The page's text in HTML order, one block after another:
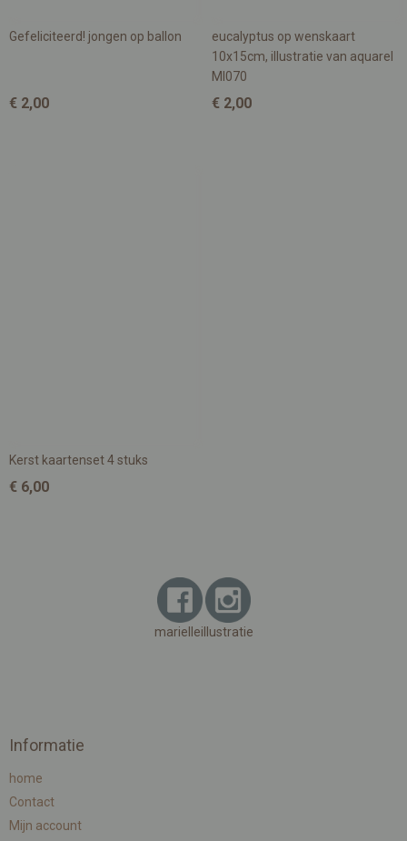
Gefeliciteerd! jongen op ballon
€ 2,00
eucalyptus op wenskaart
10x15cm, illustratie van aquarel
MI070
€ 2,00
Kerst kaartenset 4 stuks
€ 6,00
marielleillustratie
Informatie
home
Contact
Mijn account